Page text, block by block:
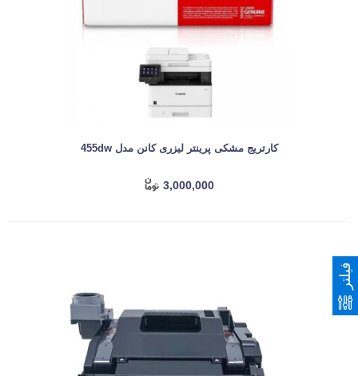
کارتریج مشکی پرینتر لیزری کانن مدل 455dw
3,000,000
فیلتر